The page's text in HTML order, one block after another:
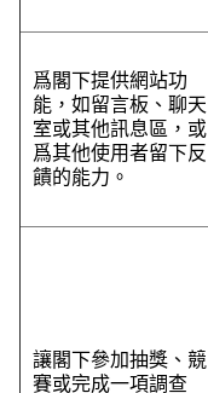
爲閣下提供網站功
能，如留言板、聊天
室或其他訊息區，或
爲其他使用者留下反
饋的能力。
讓閣下參加抽獎、競
賽或完成一項調查